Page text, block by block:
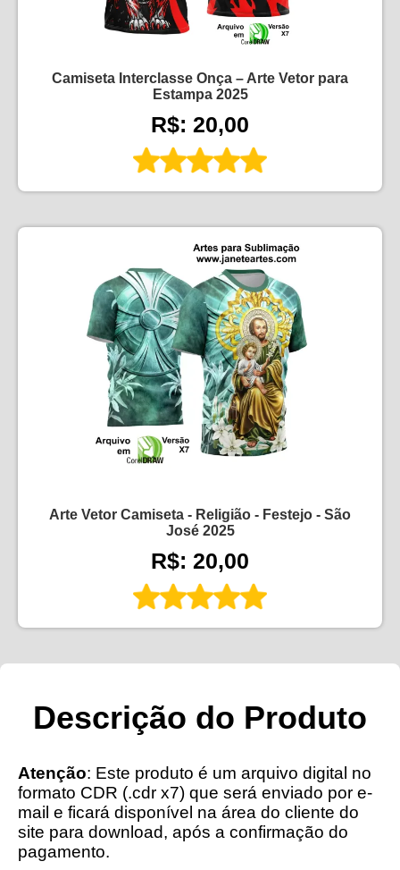
Camiseta Interclasse Onça – Arte Vetor para
Estampa 2025
R$: 20,00
Arte Vetor Camiseta - Religião - Festejo - São
José 2025
R$: 20,00
Descrição do Produto
Atenção: Este produto é um arquivo digital no
formato CDR (.cdr x7) que será enviado por e-
mail e ficará disponível na área do cliente do
site para download, após a confirmação do
pagamento.